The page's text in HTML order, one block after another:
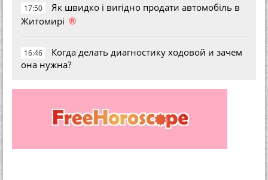
17:50
Як швидко і вигідно продати автомобіль в
Житомирі ®
16:46
Когда делать диагностику ходовой и зачем
она нужна?